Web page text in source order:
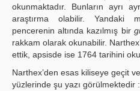
okunmaktadır. Bunların ayrı
araştırma olabilir. Yandaki
pencerenin altında kazılmış bir
rakkam olarak okunabilir.
ettik, apsisde ise 1764 tarihini
Narthex’den esas kiliseye geçit
yüzlerinde şu yazı görülmektedir :